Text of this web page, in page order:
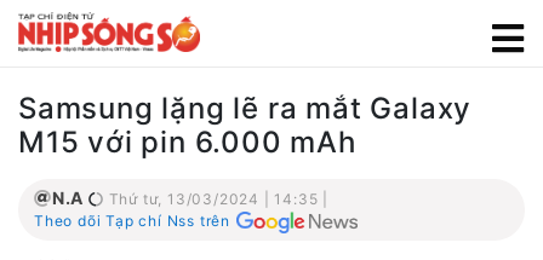
Samsung lặng lẽ ra mắt Galaxy
M15 với pin 6.000 mAh
N.A
Thứ tư, 13/03/2024 | 14:35 |
Theo dõi Tạp chí Nss trên